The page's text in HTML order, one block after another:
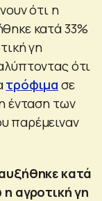
ότι η
κατά 33%
γη
ότι
τρόφιμα σε
ένταση των
παρέμειναν
κατά
αγροτική γη